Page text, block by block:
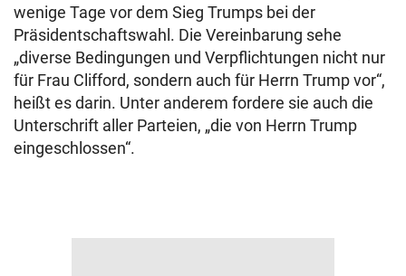
wenige Tage vor dem Sieg Trumps bei der
Präsidentschaftswahl. Die Vereinbarung sehe
„diverse Bedingungen und Verpflichtungen nicht nur
für Frau Clifford, sondern auch für Herrn Trump vor“,
heißt es darin. Unter anderem fordere sie auch die
Unterschrift aller Parteien, „die von Herrn Trump
eingeschlossen“.